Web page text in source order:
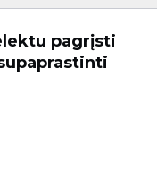
pagrįsti